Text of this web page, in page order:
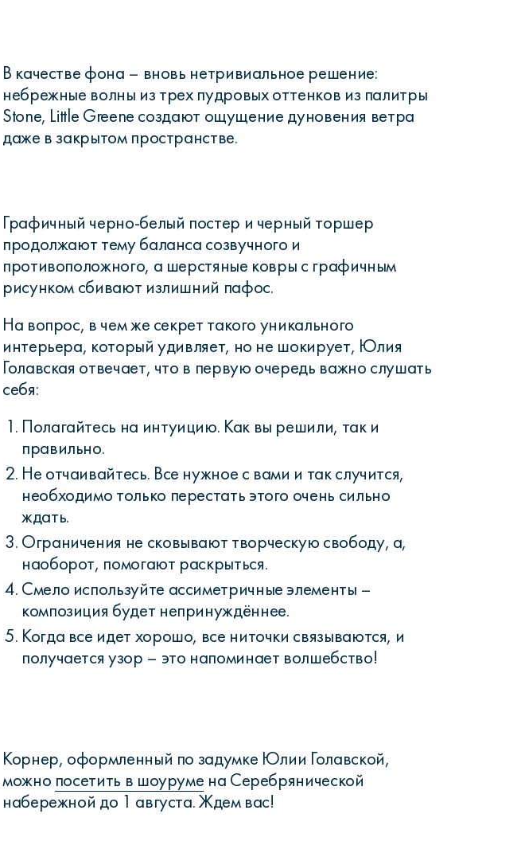
В качестве фона – вновь нетривиальное решение:
небрежные волны из трех пудровых оттенков из палитры
Stone, Little Greene создают ощущение дуновения ветра
даже в закрытом пространстве.
Графичный черно-белый постер и черный торшер
продолжают тему баланса созвучного и
противоположного, а шерстяные ковры с графичным
рисунком сбивают излишний пафос.
На вопрос, в чем же секрет такого уникального
интерьера, который удивляет, но не шокирует, Юлия
Голавская отвечает, что в первую очередь важно слушать
себя:
Полагайтесь на интуицию. Как вы решили, так и
правильно.
Не отчаивайтесь. Все нужное с вами и так случится,
необходимо только перестать этого очень сильно
ждать.
Ограничения не сковывают творческую свободу, а,
наоборот, помогают раскрыться.
Смело используйте ассиметричные элементы –
композиция будет непринуждённее.
Когда все идет хорошо, все ниточки связываются, и
получается узор – это напоминает волшебство!
Корнер, оформленный по задумке Юлии Голавской,
можно посетить в шоуруме на Серебрянической
набережной до 1 августа. Ждем вас!